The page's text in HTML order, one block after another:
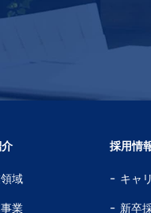
域
業
採用情
キャ
新卒